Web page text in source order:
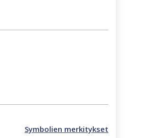
Symbolien merkitykset